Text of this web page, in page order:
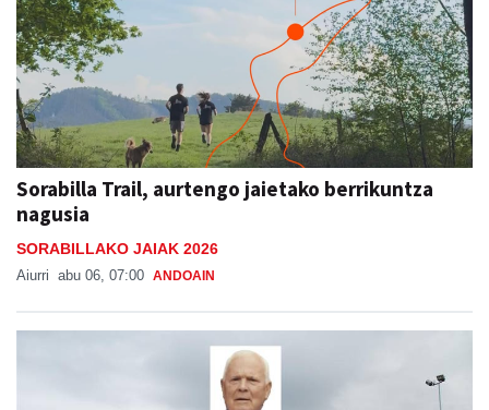
Sorabilla Trail, aurtengo jaietako berrikuntza
nagusia
SORABILLAKO JAIAK 2026
Aiurri abu 06, 07:00 ANDOAIN